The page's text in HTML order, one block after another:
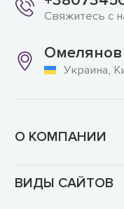
Свяжитесь с
Украина,
О КОМПАНИИ
ВИДЫ САЙТОВ